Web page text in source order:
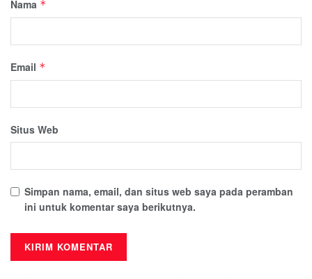
Nama *
Email *
Situs Web
Simpan nama, email, dan situs web saya pada peramban
ini untuk komentar saya berikutnya.